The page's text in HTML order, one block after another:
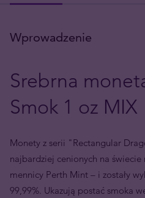
Wprowadzenie
Srebrna
Smok 1 oz MIX
Monety z serii "Rectangular
najbardziej cenionych na
mennicy Perth Mint – i zostały
99,99%. Ukazują postać smoka